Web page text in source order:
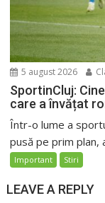
5 august 2026
SportinCluj:
care a învățat
Într-o lume a
pusă pe prim plan,
Important Stiri
LEAVE A REPLY